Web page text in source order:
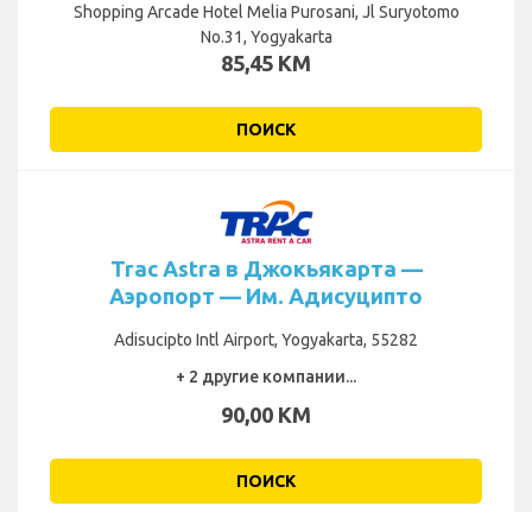
Shopping Arcade Hotel Melia Purosani, Jl Suryotomo
No.31, Yogyakarta
85,45 KM
ПОИСК
Trac Astra в Джокьякарта —
Аэропорт — Им. Адисуципто
Adisucipto Intl Airport, Yogyakarta, 55282
+ 2 другие компании...
90,00 KM
ПОИСК